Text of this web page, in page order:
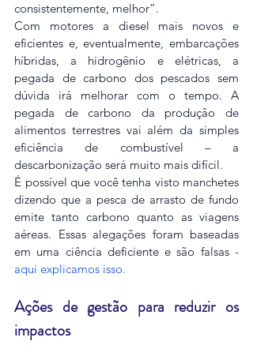
consistentemente, melhor”.
Com motores a diesel mais novos e
eficientes e, eventualmente, embarcações
híbridas, a hidrogênio e elétricas, a
pegada de carbono dos pescados sem
dúvida irá melhorar com o tempo. A
pegada de carbono da produção de
alimentos terrestres vai além da simples
eficiência de combustível – a
descarbonização será muito mais difícil.
É possível que você tenha visto manchetes
dizendo que a pesca de arrasto de fundo
emite tanto carbono quanto as viagens
aéreas. Essas alegações foram baseadas
aqui explicamos isso.
Ações de gestão para reduzir os
impactos